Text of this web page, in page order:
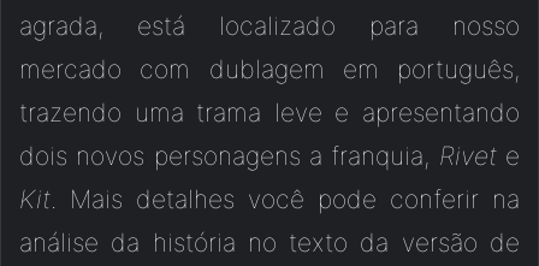
agrada, está localizado para nosso
mercado com dublagem em português,
trazendo uma trama leve e apresentando
dois novos personagens a franquia, Rivete
Kit. Mais detalhes você pode conferir na
análise da história no texto da versão de